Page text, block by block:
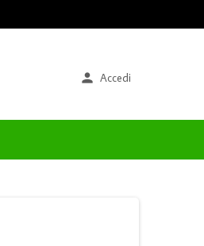
 Accedi